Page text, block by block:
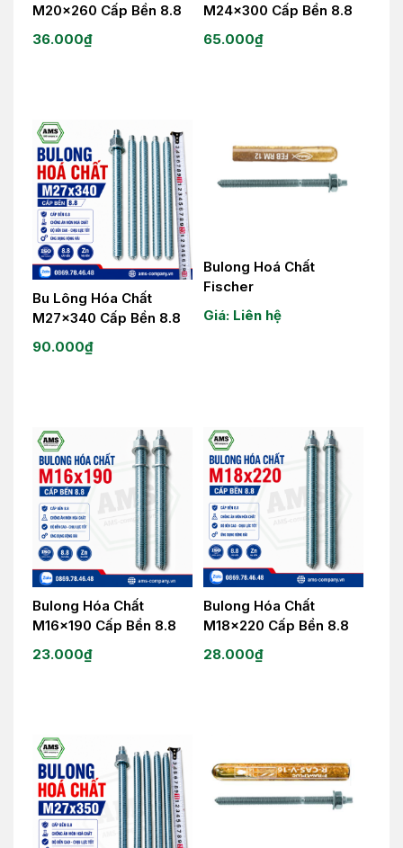
M20x260 Cấp Bền 8.8
36.000₫
M24x300 Cấp Bền 8.8
65.000₫
Bu Lông Hóa Chất
M27x340 Cấp Bền 8.8
90.000₫
Bulong Hoá Chất
Fischer
Giá: Liên hệ
Bulong Hóa Chất
M16x190 Cấp Bền 8.8
23.000₫
Bulong Hóa Chất
M18x220 Cấp Bền 8.8
28.000₫